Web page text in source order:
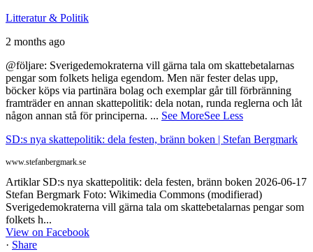
Litteratur & Politik
2 months ago
@följare: Sverigedemokraterna vill gärna tala om skattebetalarnas
pengar som folkets heliga egendom. Men när fester delas upp,
böcker köps via partinära bolag och exemplar går till förbränning
framträder en annan skattepolitik: dela notan, runda reglerna och låt
någon annan stå för principerna. ... See MoreSee Less
SD:s nya skattepolitik: dela festen, bränn boken | Stefan Bergmark
www.stefanbergmark.se
Artiklar SD:s nya skattepolitik: dela festen, bränn boken 2026-06-17
Stefan Bergmark Foto: Wikimedia Commons (modifierad)
Sverigedemokraterna vill gärna tala om skattebetalarnas pengar som
folkets h...
View on Facebook
· Share